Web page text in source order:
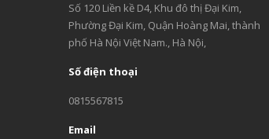
Số 120 Liền kề D4, Khu đô thị Đại Kim,
Phường Đại Kim, Quận Hoàng Mai, thành
phố Hà Nội Việt Nam., Hà Nội,
Số điện thoại
0815567815
Email